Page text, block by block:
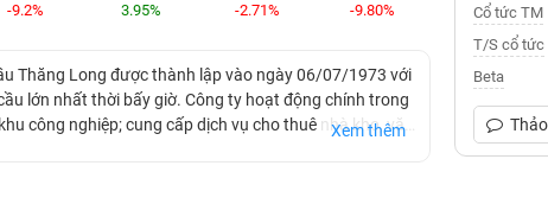
-9.2%
3.95%
-2.71%
-9.80%
Thăng Long được thành lập vào ngày 06/07/1973 với
lớn nhất thời bấy giờ. Công ty hoạt động chính trong
công nghiệp; cung cấp dịch vụ cho thuê nhà kho, văn
Xem thêm
Cổ tức TM
T/S cổ tức
Beta